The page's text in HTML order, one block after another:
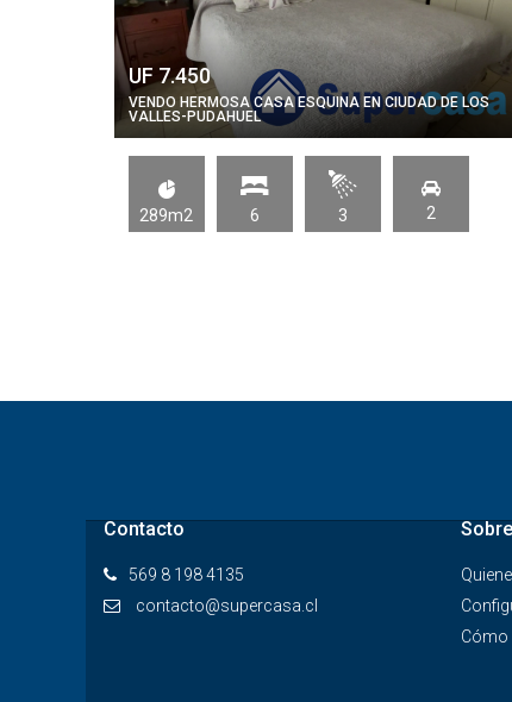
UF 7.450
VENDO HERMOSA CASA ESQUINA EN CIUDAD DE LOS
VALLES-PUDAHUEL
289m2 6 3 2
Contacto
569 8 198 4135
contacto@supercasa.cl
Cómo